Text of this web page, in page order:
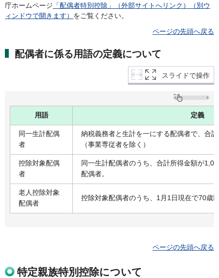
庁ホームページ 「配偶者特別控除」（外部サイトへリンク）（別ウ
ィンドウで開きます） をご覧ください。
ページの先頭へ戻る
配偶者に係る用語の定義について
スライドで操作
用語 定義
同一生計配偶
者
納税義務者と生計を一にする配偶者で、合
（事業専従者を除く）
控除対象配偶
者
同一生計配偶者のうち、合計所得金額が
配偶者。
老人控除対象
配偶者
控除対象配偶者のうち、1月1日現在で70歳
ページの先頭へ戻る
特定親族特別控除について